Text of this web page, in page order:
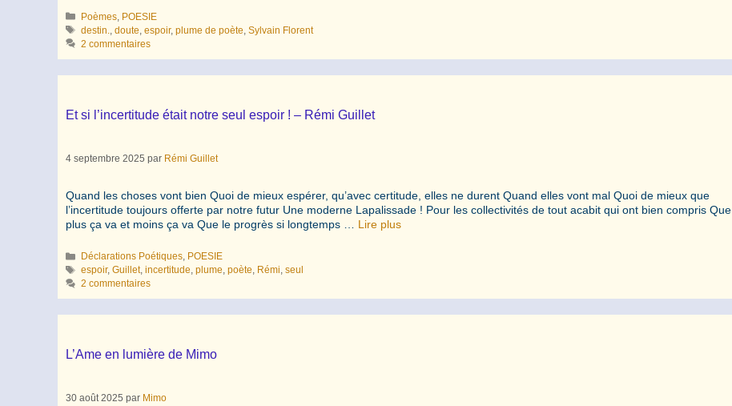
Catégories
Poèmes POESIE
Étiquettes
destin. ,doute ,espoir,plume de poète ,Sylvain Florent
2 commentaires
Et si l’incertitude était notre seul espoir ! – Rémi Guillet
4 septembre 2025 par Rémi Guillet
Quand les choses vont bien Quoi de mieux espérer, qu’avec certitude, elles ne durent Quand elles vont mal Quoi de mieux que
l’incertitude toujours offerte par notre futur Une moderne Lapalissade ! Pour les collectivités de tout acabit qui ont bien compris Que
plus ça va et moins ça va Que le progrès si longtemps … Lire plus
Catégories
Déclarations Poétiques, POESIE
Étiquettes
espoir,Guillet,incertitude,plume,poète, Rémi,seul
2 commentaires
L’Ame en lumière de Mimo
30 août 2025 par Mimo